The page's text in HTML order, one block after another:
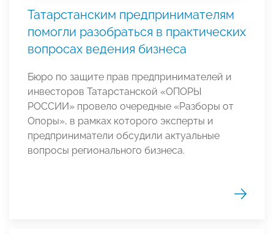
Татарстанским предпринимателям
помогли разобраться в практических
вопросах ведения бизнеса
Бюро по защите прав предпринимателей и
инвесторов Татарстанской «ОПОРЫ
РОССИИ» провело очередные «Разборы от
Опоры», в рамках которого эксперты и
предприниматели обсудили актуальные
вопросы регионального бизнеса.